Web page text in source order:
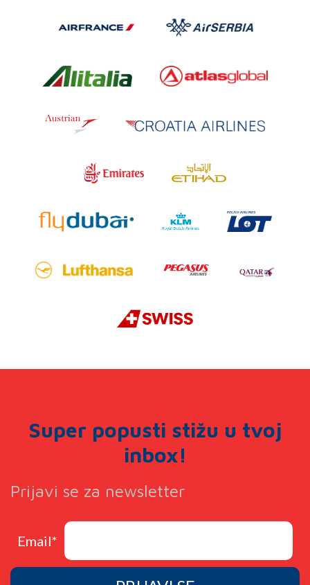
Super popusti stižu u tvoj
inbox!
Prijavi se za newsletter
Email*